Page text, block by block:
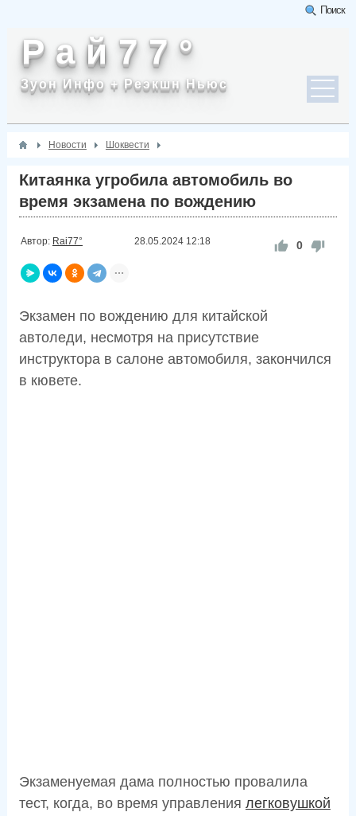
Поиск
Р а й 7 7 °
Зуон Инфо + Реэкшн Ньюс
Новости Шоквести
Китаянка угробила автомобиль во
время экзамена по вождению
Автор: Rai77° 28.05.2024 12:18 0
Экзамен по вождению для китайской
автоледи, несмотря на присутствие
инструктора в салоне автомобиля, закончился
в кювете.
Экзаменуемая дама полностью провалила
тест, когда, во время управления легковушкой